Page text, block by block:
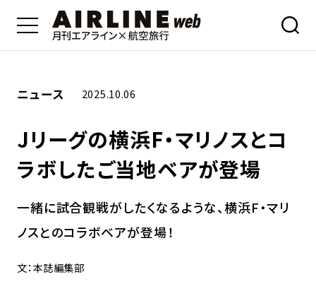
ニュース 2025.10.06
Jリーグの横浜F・マリノスとコ
ラボしたご当地ベアが登場
一緒に試合観戦がしたくなるような、横浜F・マリ
ノスとのコラボベアが登場！
文：本誌編集部